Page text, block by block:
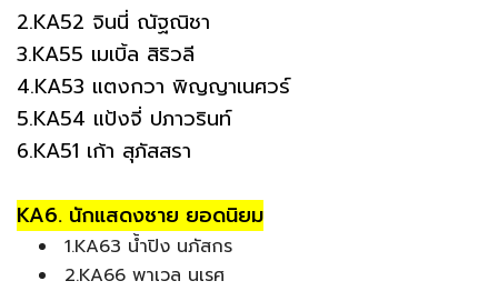
2.KA52 จินนี่ ณัฐณิชา
3.KA55 เมเบิ้ล สิริวลี
4.KA53 แตงกวา พิญญาเนศวร์
5.KA54 แป้งจี่ ปภาวรินท์
6.KA51 เก้า สุภัสสรา
KA6. นักแสดงชาย ยอดนิยม
1.KA63 น้ำปิง นภัสกร
2.KA66 พาเวล นเรศ